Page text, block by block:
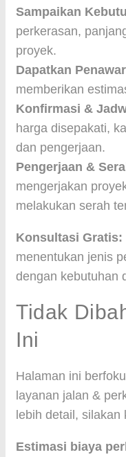
Sampaikan
perkerasan,
proyek.
Dapatkan
memberikan
Konfirmasi &
harga disepakati,
dan pengerjaan.
Pengerjaan &
mengerjakan
melakukan serah
Konsultasi Gratis:
menentukan jenis
dengan kebutuhan
Tidak
Ini
Halaman ini
layanan jalan &
lebih detail,
Estimasi biaya